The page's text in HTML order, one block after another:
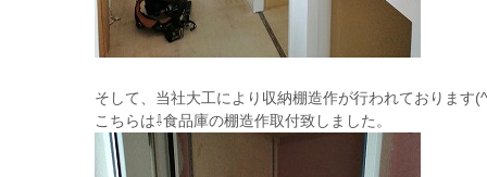
そして、当社大工により収納棚造作が行われております
こちらは⇩食品庫の棚造作取付致しました。